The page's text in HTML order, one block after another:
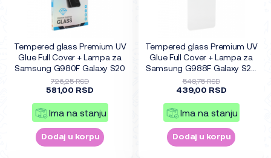
Tempered glass Premium UV
Glue Full Cover + Lampa za
Samsung G980F Galaxy S20
726,25 RSD
581,00 RSD
Ima na stanju
Dodaj u korpu
Tempered glass Premium UV
Glue Full Cover + Lampa za
Samsung G988F Galaxy S20
Ultra
548,75 RSD
439,00 RSD
Ima na stanju
Dodaj u korpu